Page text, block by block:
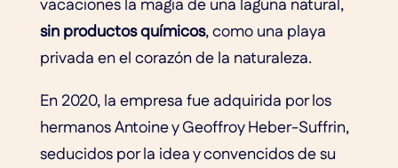
vacaciones la magia de una laguna natural,
sin productos químicos, como una playa
privada en el corazón de la naturaleza.
En 2020, la empresa fue adquirida por los
hermanos Antoine y Geoffroy Heber-Suffrin,
seducidos por la idea y convencidos de su